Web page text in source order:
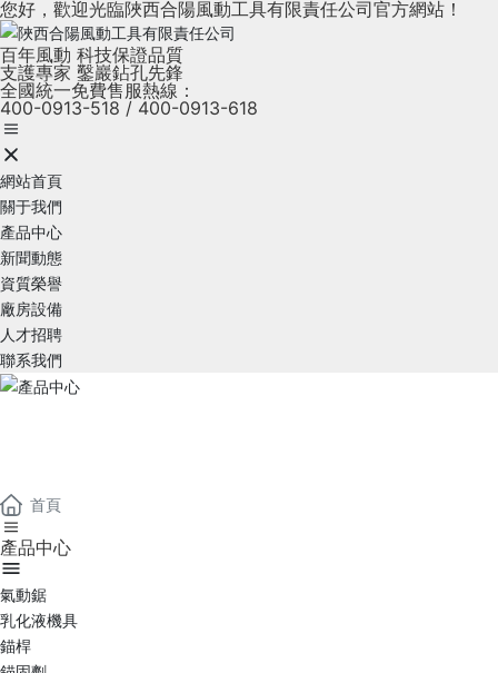
您好，歡迎光臨陜西合陽風動工具有限責任公司官方網站！
百年風動 科技保證品質
支護專家 鑿巖鉆孔先鋒
全國統一免費售服熱線：
400-0913-518 / 400-0913-618
網站首頁
關于我們
產品中心
新聞動態
資質榮譽
廠房設備
人才招聘
聯系我們
首頁
產品中心
氣動鋸
乳化液機具
錨桿